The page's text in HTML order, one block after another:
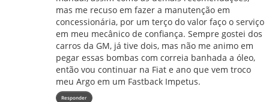
mas me recuso em fazer a manutenção em
concessionária, por um terço do valor faço o serviço
em meu mecânico de confiança. Sempre gostei dos
carros da GM, já tive dois, mas não me animo em
pegar essas bombas com correia banhada a óleo,
então vou continuar na Fiat e ano que vem troco
meu Argo em um Fastback Impetus.
Responder